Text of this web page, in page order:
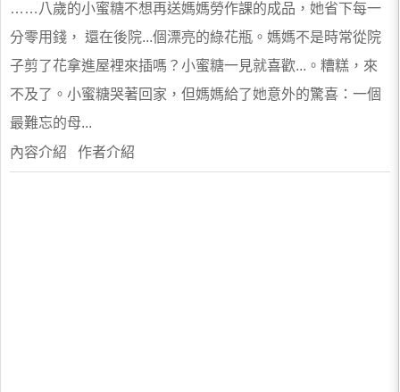
……八歲的小蜜糖不想再送媽媽勞作課的成品，她省下每一
分零用錢， 還在後院...個漂亮的綠花瓶。媽媽不是時常從院
子剪了花拿進屋裡來插嗎？小蜜糖一見就喜歡...。糟糕，來
不及了。小蜜糖哭著回家，但媽媽給了她意外的驚喜：一個
最難忘的母...
內容介紹 作者介紹